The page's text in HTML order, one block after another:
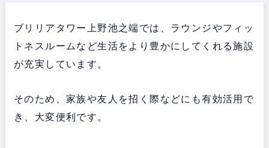
ブリリアタワー上野池之端では、ラウンジやフィッ
トネスルームなど生活をより豊かにしてくれる施設
が充実しています。
そのため、家族や友人を招く際などにも有効活用で
き、大変便利です。